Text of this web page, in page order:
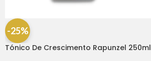
-25%
Tónico De Crescimento Rapunzel 250ml